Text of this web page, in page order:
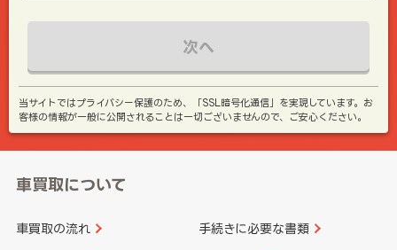
次へ
当サイトではプライバシー保護のため、「SSL暗号化通信」を実現しています。お
客様の情報が一般に公開されることは一切ございませんので、ご安心ください。
車買取について
車買取の流れ 手続きに必要な書類